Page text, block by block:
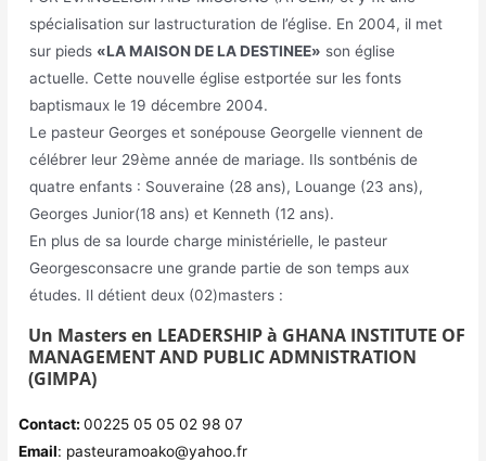
spécialisation sur lastructuration de l’église. En 2004, il met
sur pieds «LA MAISON DE LA DESTINEE» son église
actuelle. Cette nouvelle église estportée sur les fonts
baptismaux le 19 décembre 2004.
Le pasteur Georges et sonépouse Georgelle viennent de
célébrer leur 29ème année de mariage. Ils sontbénis de
quatre enfants : Souveraine (28 ans), Louange (23 ans),
Georges Junior(18 ans) et Kenneth (12 ans).
En plus de sa lourde charge ministérielle, le pasteur
Georgesconsacre une grande partie de son temps aux
études. Il détient deux (02)masters :
Un Masters en LEADERSHIP à GHANA INSTITUTE OF
MANAGEMENT AND PUBLIC ADMNISTRATION
(GIMPA)
Contact:00225 05 05 02 98 07
Email: pasteuramoako@yahoo.fr